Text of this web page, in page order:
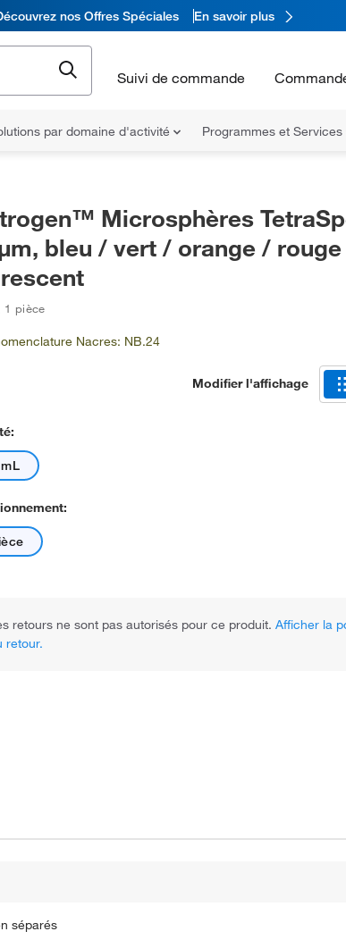
nos Offres Spéciales En savoir plus
Suivi de commande
par domaine d'activité Programmes et Services
Microsphères
bleu / vert / orange /
1 pièce
Nacres: NB.24
Modifier l'affichage
retours ne sont pas autorisés pour ce produit. Afficher la
retour.
séparés